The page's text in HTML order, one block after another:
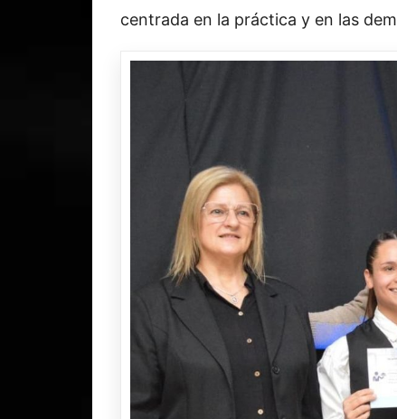
centrada en la práctica y en las